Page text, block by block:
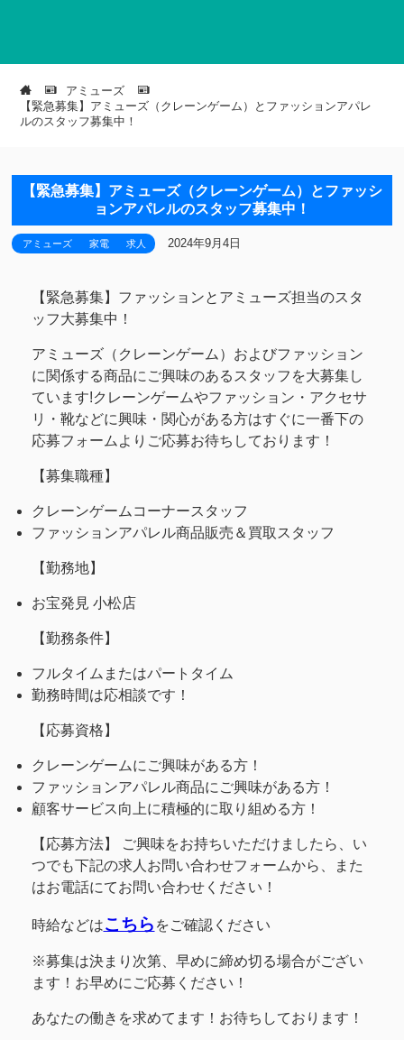
アミューズ
【緊急募集】アミューズ（クレーンゲーム）とファッションアパレ
ルのスタッフ募集中！
【緊急募集】アミューズ（クレーンゲーム）とファッシ
ョンアパレルのスタッフ募集中！
アミューズ 家電 求人 2024年9月4日
【緊急募集】ファッションとアミューズ担当のスタ
ッフ大募集中！
アミューズ（クレーンゲーム）およびファッション
に関係する商品にご興味のあるスタッフを大募集し
ています!クレーンゲームやファッション・アクセサ
リ・靴などに興味・関心がある方はすぐに一番下の
応募フォームよりご応募お待ちしております！
【募集職種】
クレーンゲームコーナースタッフ
ファッションアパレル商品販売＆買取スタッフ
【勤務地】
お宝発見 小松店
【勤務条件】
フルタイムまたはパートタイム
勤務時間は応相談です！
【応募資格】
クレーンゲームにご興味がある方！
ファッションアパレル商品にご興味がある方！
顧客サービス向上に積極的に取り組める方！
【応募方法】 ご興味をお持ちいただけましたら、い
つでも下記の求人お問い合わせフォームから、また
はお電話にてお問い合わせください！
時給などはこちら をご確認ください
※募集は決まり次第、早めに締め切る場合がござい
ます！お早めにご応募ください！
あなたの働きを求めてます！お待ちしております！